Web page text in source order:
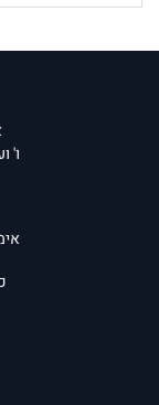
ו'